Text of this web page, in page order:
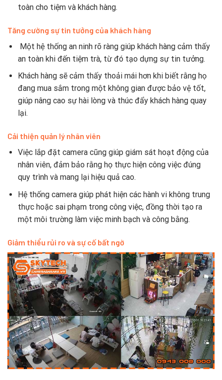
toàn cho tiệm và khách hàng.
Tăng cường sự tin tưởng của khách hàng
Một hệ thống an ninh rõ ràng giúp khách hàng cảm thấy
an toàn khi đến tiệm trà, từ đó tạo dựng sự tin tưởng.
Khách hàng sẽ cảm thấy thoải mái hơn khi biết rằng họ
đang mua sắm trong một không gian được bảo vệ tốt,
giúp nâng cao sự hài lòng và thúc đẩy khách hàng quay
lại.
Cải thiện quản lý nhân viên
Việc lắp đặt camera cũng giúp giám sát hoạt động của
nhân viên, đảm bảo rằng họ thực hiện công việc đúng
quy trình và mang lại hiệu quả cao.
Hệ thống camera giúp phát hiện các hành vi không trung
thực hoặc sai phạm trong công việc, đồng thời tạo ra
một môi trường làm việc minh bạch và công bằng.
Giảm thiểu rủi ro và sự cố bất ngờ